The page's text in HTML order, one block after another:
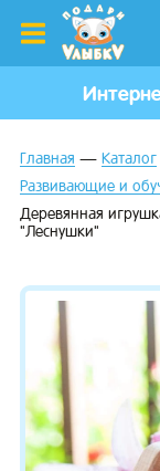
Главная Каталог
Развивающие и
Деревянная
"Леснушки"